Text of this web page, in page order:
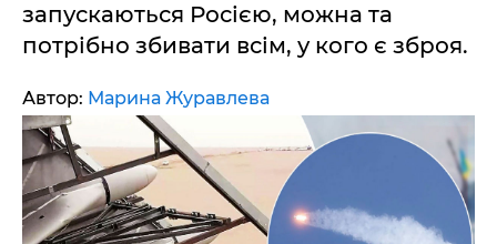
запускаються Росією, можна та
потрібно збивати всім, у кого є зброя.
Автор: Марина Журавлева